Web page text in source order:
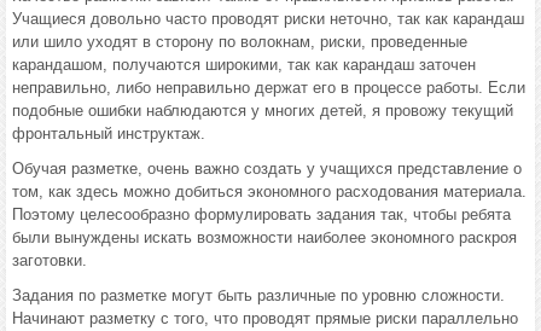
Учащиеся довольно часто проводят риски неточно, так как карандаш
или шило уходят в сторону по волокнам, риски, проведенные
карандашом, получаются широкими, так как карандаш заточен
неправильно, либо неправильно держат его в процессе работы. Если
подобные ошибки наблюдаются у многих детей, я провожу текущий
фронтальный инструктаж.
Обучая разметке, очень важно создать у учащихся представление о
том, как здесь можно добиться экономного расходования материала.
Поэтому целесообразно формулировать задания так, чтобы ребята
были вынуждены искать возможности наиболее экономного раскроя
заготовки.
Задания по разметке могут быть различные по уровню сложности.
Начинают разметку с того, что проводят прямые риски параллельно